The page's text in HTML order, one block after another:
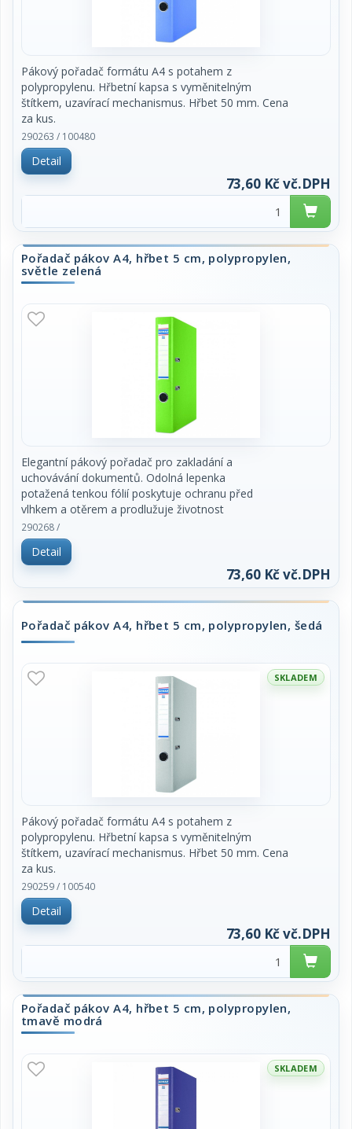
Pákový pořadač formátu A4 s potahem z
polypropylenu. Hřbetní kapsa s vyměnitelným
štítkem, uzavírací mechanismus. Hřbet 50 mm. Cena
za kus.
290263 / 100480
Detail
73,60 Kč vč.DPH
Pořadač pákov A4, hřbet 5 cm, polypropylen,
světle zelená
Elegantní pákový pořadač pro zakladání a
uchovávání dokumentů. Odolná lepenka
potažená tenkou fólií poskytuje ochranu před
vlhkem a otěrem a prodlužuje životnost
pořadače. Vysoce kvalitní páková mechanika,
kontrolní číslo se nachází pod pákovým
mechanismem. Vhodný pro kanceláře, home office,
pro formát A4
rozměry: 285 x 320 mm, šířka hřbetu: 50 mm
materiál: lepenka potažená PP fólií 100 µm,
lepenky: 1,290 g-m
široká škála barev
otvor pro uchopení a snadné vyjmutí z police
vyměnitelný oboustranný hřbetní štítek
290268 /
Detail
73,60 Kč vč.DPH
Pořadač pákov A4, hřbet 5 cm, polypropylen, šedá
SKLADEM
Pákový pořadač formátu A4 s potahem z
polypropylenu. Hřbetní kapsa s vyměnitelným
štítkem, uzavírací mechanismus. Hřbet 50 mm. Cena
za kus.
290259 / 100540
Detail
73,60 Kč vč.DPH
Pořadač pákov A4, hřbet 5 cm, polypropylen,
tmavě modrá
SKLADEM